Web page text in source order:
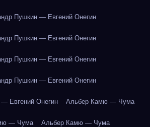
Пушкин — Евгений Онегин
Пушкин — Евгений Онегин
Пушкин — Евгений Онегин
Пушкин — Евгений Онегин
Евгений Онегин Альбер Камю — Чума
— Чума Альбер Камю — Чума